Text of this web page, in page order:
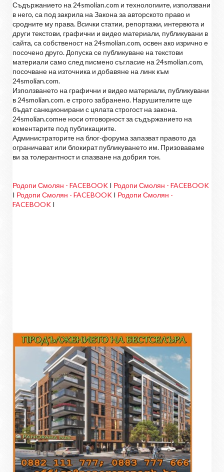
Съдържанието на 24smolian.com и технологиите, използвани
в него, са под закрила на Закона за авторското право и
сродните му права. Всички статии, репортажи, интервюта и
други текстови, графични и видео материали, публикувани в
сайта, са собственост на 24smolian.com, освен ако изрично е
посочено друго. Допуска се публикуване на текстови
материали само след писмено съгласие на 24smolian.com,
посочване на източника и добавяне на линк към
24smolian.com.
Използването на графични и видео материали, публикувани
в 24smolian.com. е строго забранено. Нарушителите ще
бъдат санкционирани с цялата строгост на закона.
24smolian.comне носи отговорност за съдържанието на
коментарите под публикациите.
Администраторите на блог-форума запазват правото да
ограничават или блокират публикуването им. Призоваваме
ви за толерантност и спазване на добрия тон.
Родопи Смолян - FACEBOOK I Родопи Смолян - FACEBOOK
I Родопи Смолян - FACEBOOK I Родопи Смолян -
FACEBOOK I